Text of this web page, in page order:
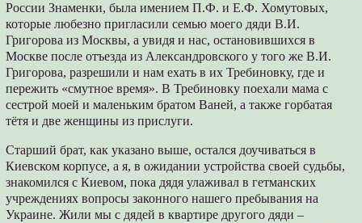
России Знаменки, была имением П.Ф. и Е.Ф. Хомутовых,
которые любезно пригласили семью моего дяди В.И.
Григорова из Москвы, а увидя и нас, остановившихся в
Москве после отъезда из Александровского у того же В.И.
Григорова, разрешили и нам ехать в их Требиновку, где и
пережить «смутное время». В Требиновку поехали мама с
сестрой моей и маленьким братом Ваней, а также горбатая
тётя и две женщины из прислуги.
Старший брат, как указано выше, остался доучиваться в
Киевском корпусе, а я, в ожидании устройства своей судьбы,
знакомился с Киевом, пока дядя улаживал в гетманских
учреждениях вопросы законного нашего пребывания на
Украине. Жили мы с дядей в квартире другого дяди –